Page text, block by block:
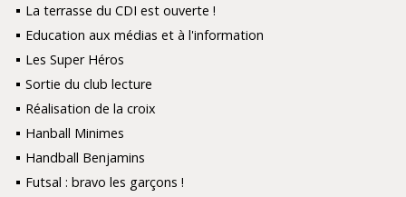
La terrasse du CDI est ouverte !
Education aux médias et à l'information
Les Super Héros
Sortie du club lecture
Réalisation de la croix
Hanball Minimes
Handball Benjamins
Futsal : bravo les garçons !